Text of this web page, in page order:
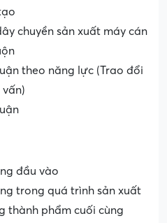
chuyền sản xuất máy cán
theo năng lực (Trao đổi
đầu vào
trong quá trình sản xuất
thành phẩm cuối cùng